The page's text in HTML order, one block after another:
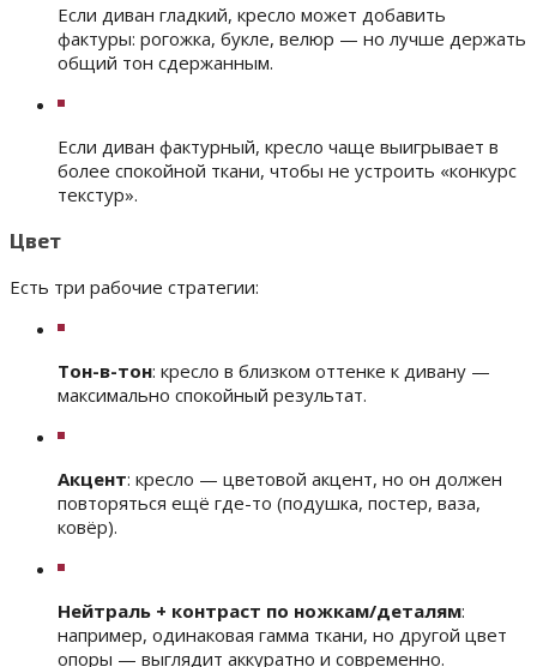
Если диван гладкий, кресло может добавить
фактуры: рогожка, букле, велюр — но лучше держать
общий тон сдержанным.
Если диван фактурный, кресло чаще выигрывает в
более спокойной ткани, чтобы не устроить «конкурс
текстур».
Цвет
Есть три рабочие стратегии:
Тон-в-тон: кресло в близком оттенке к дивану —
максимально спокойный результат.
Акцент: кресло — цветовой акцент, но он должен
повторяться ещё где-то (подушка, постер, ваза,
ковёр).
Нейтраль + контраст по ножкам/деталям:
например, одинаковая гамма ткани, но другой цвет
опоры — выглядит аккуратно и современно.